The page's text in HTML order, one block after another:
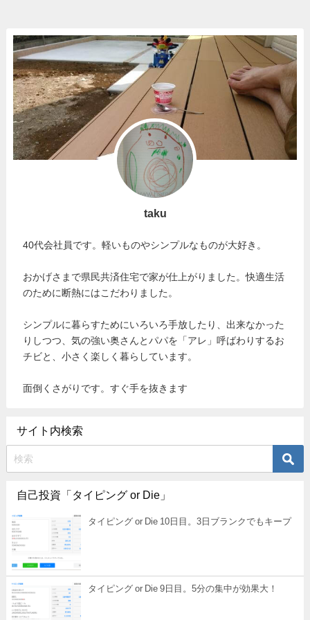
taku
40代会社員です。軽いものやシンプルなものが大好き。
おかげさまで県民共済住宅で家が仕上がりました。快適生活
のために断熱にはこだわりました。
シンプルに暮らすためにいろいろ手放したり、出来なかった
りしつつ、気の強い奥さんとパパを「アレ」呼ばわりするお
チビと、小さく楽しく暮らしています。
面倒くさがりです。すぐ手を抜きます
サイト内検索
自己投資「タイピング or Die」
タイピング or Die 10日目。3日ブランクでもキープ
タイピング or Die 9日目。5分の集中が効果大！